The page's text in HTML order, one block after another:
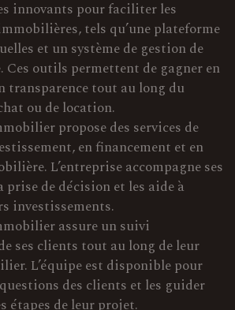
innovants pour faciliter les
tels qu’une plateforme
et un système de gestion de
Ces outils permettent de gagner en
transparence tout au long du
ou de location.
propose des services de
en financement et en
L’entreprise accompagne ses
prise de décision et les aide à
investissements.
assure un suivi
ses clients tout au long de leur
L’équipe est disponible pour
des clients et les guider
étapes de leur projet.